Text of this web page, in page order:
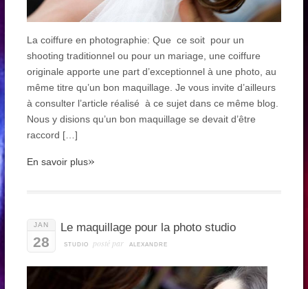
La coiffure en photographie: Que ce soit pour un
shooting traditionnel ou pour un mariage, une coiffure
originale apporte une part d’exceptionnel à une photo, au
même titre qu’un bon maquillage. Je vous invite d’ailleurs
à consulter l’article réalisé à ce sujet dans ce même blog.
Nous y disions qu’un bon maquillage se devait d’être
raccord […]
En savoir plus»
JAN
28
Le maquillage pour la photo studio
STUDIO posté par ALEXANDRE